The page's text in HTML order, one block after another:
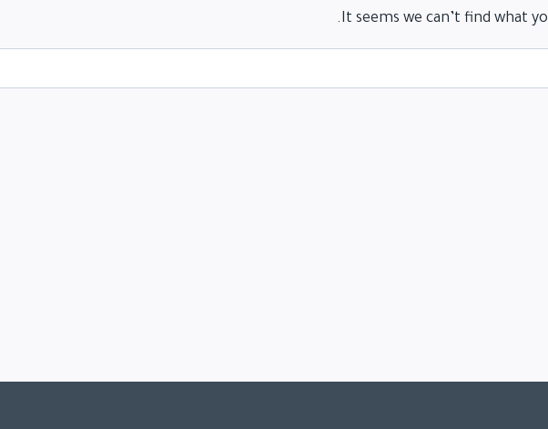
It seems we can’t find what